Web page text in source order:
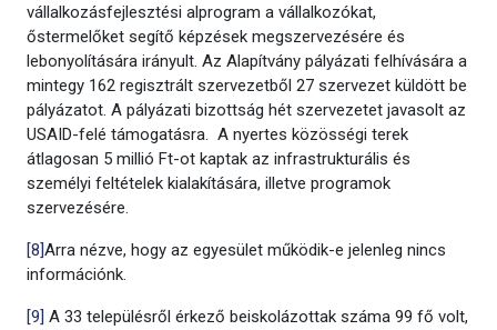
vállalkozásfejlesztési alprogram a vállalkozókat,
őstermelőket segítő képzések megszervezésére és
lebonyolítására irányult. Az Alapítvány pályázati felhívására a
mintegy 162 regisztrált szervezetből 27 szervezet küldött be
pályázatot. A pályázati bizottság hét szervezetet javasolt az
USAID-felé támogatásra. A nyertes közösségi terek
átlagosan 5 millió Ft-ot kaptak az infrastrukturális és
személyi feltételek kialakítására, illetve programok
szervezésére.
[8] Arra nézve, hogy az egyesület működik-e jelenleg nincs
információnk.
[9] A 33 településről érkező beiskolázottak száma 99 fő volt,